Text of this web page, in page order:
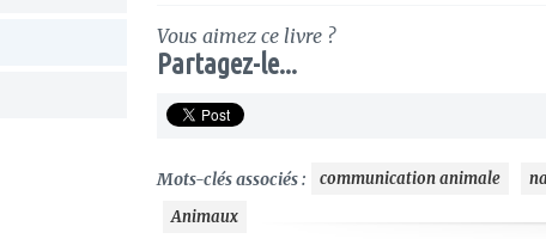
Vous aimez ce livre ?
Partagez-le...
Mots-clés associés : communication animale
Animaux